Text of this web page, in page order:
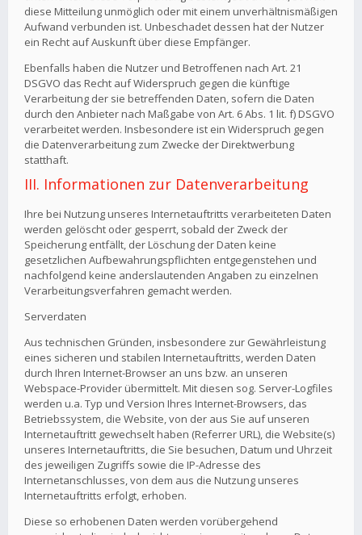
diese Mitteilung unmöglich oder mit einem unverhältnismäßigen
Aufwand verbunden ist. Unbeschadet dessen hat der Nutzer
ein Recht auf Auskunft über diese Empfänger.
Ebenfalls haben die Nutzer und Betroffenen nach Art. 21
DSGVO das Recht auf Widerspruch gegen die künftige
Verarbeitung der sie betreffenden Daten, sofern die Daten
durch den Anbieter nach Maßgabe von Art. 6 Abs. 1 lit. f) DSGVO
verarbeitet werden. Insbesondere ist ein Widerspruch gegen
die Datenverarbeitung zum Zwecke der Direktwerbung
statthaft.
III. Informationen zur Datenverarbeitung
Ihre bei Nutzung unseres Internetauftritts verarbeiteten Daten
werden gelöscht oder gesperrt, sobald der Zweck der
Speicherung entfällt, der Löschung der Daten keine
gesetzlichen Aufbewahrungspflichten entgegenstehen und
nachfolgend keine anderslautenden Angaben zu einzelnen
Verarbeitungsverfahren gemacht werden.
Serverdaten
Aus technischen Gründen, insbesondere zur Gewährleistung
eines sicheren und stabilen Internetauftritts, werden Daten
durch Ihren Internet-Browser an uns bzw. an unseren
Webspace-Provider übermittelt. Mit diesen sog. Server-Logfiles
werden u.a. Typ und Version Ihres Internet-Browsers, das
Betriebssystem, die Website, von der aus Sie auf unseren
Internetauftritt gewechselt haben (Referrer URL), die Website(s)
unseres Internetauftritts, die Sie besuchen, Datum und Uhrzeit
des jeweiligen Zugriffs sowie die IP-Adresse des
Internetanschlusses, von dem aus die Nutzung unseres
Internetauftritts erfolgt, erhoben.
Diese so erhobenen Daten werden vorübergehend